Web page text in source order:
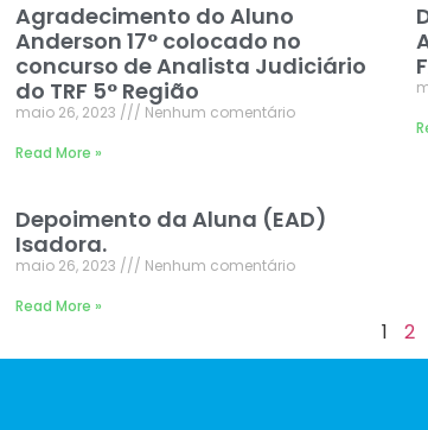
Agradecimento do Aluno
Anderson 17° colocado no
concurso de Analista Judiciário
do TRF 5° Região
maio 26, 2023
Nenhum comentário
Read More »
Depoimento da Aluna (EAD)
Isadora.
maio 26, 2023
Nenhum comentário
Read More »
1 2